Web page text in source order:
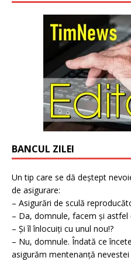
BANCUL ZILEI
Un tip care se dă deștept
de asigurare:
– Asigurări de sculă
– Da, domnule, facem și astfel
– Și îl înlocuiți cu unul nou!?
– Nu, domnule. Îndată ce
asigurăm mentenanță